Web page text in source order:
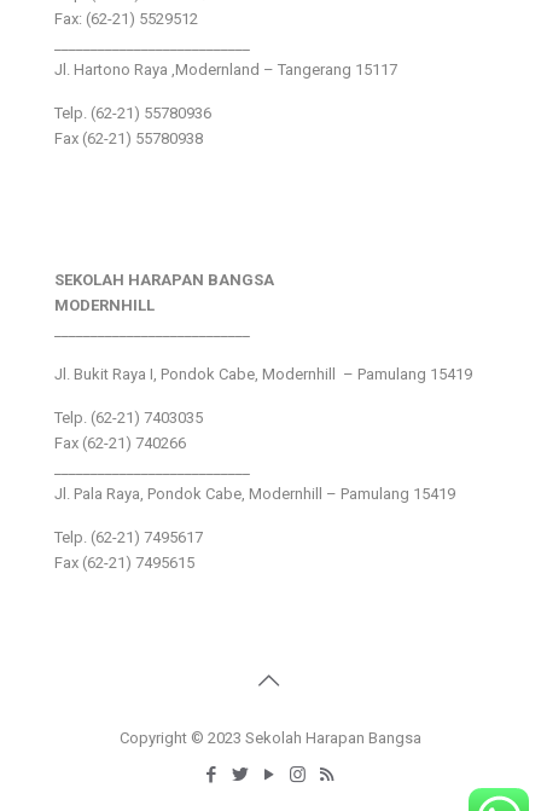
Fax: (62-21) 5529512
Jl. Hartono Raya ,Modernland – Tangerang 15117
Telp. (62-21) 55780936
Fax (62-21) 55780938
SEKOLAH HARAPAN BANGSA
MODERNHILL
Jl. Bukit Raya I, Pondok Cabe, Modernhill – Pamulang 15419
Telp. (62-21) 7403035
Fax (62-21) 740266
Jl. Pala Raya, Pondok Cabe, Modernhill – Pamulang 15419
Telp. (62-21) 7495617
Fax (62-21) 7495615
Copyright © 2023 Sekolah Harapan Bangsa